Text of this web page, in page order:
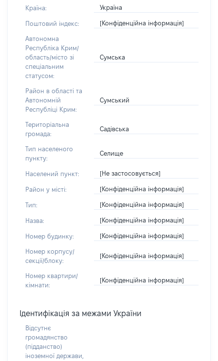
Країна: Україна
Поштовий індекс: [Конфіденційна інформація]
Автономна
Республіка Крим/
область/місто зі
спеціальним
статусом:
Сумська
Район в області та
Автономній
Республіці Крим:
Сумський
Територіальна
громада:
Садівська
Тип населеного
пункту:
Селище
Населений пункт: [Не застосовується]
Район у місті: [Конфіденційна інформація]
Тип: [Конфіденційна інформація]
Назва: [Конфіденційна інформація]
Номер будинку: [Конфіденційна інформація]
Номер корпусу/
секції/блоку:
[Конфіденційна інформація]
Номер квартири/
кімнати:
[Конфіденційна інформація]
Ідентифікація за межами України
Відсутнє
громадянство
(підданство)
іноземної держави,